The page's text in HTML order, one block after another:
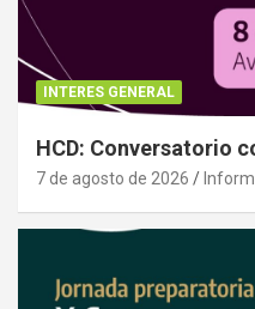
INTERES GENERAL
HCD: Conversatorio
7 de agosto de 2026